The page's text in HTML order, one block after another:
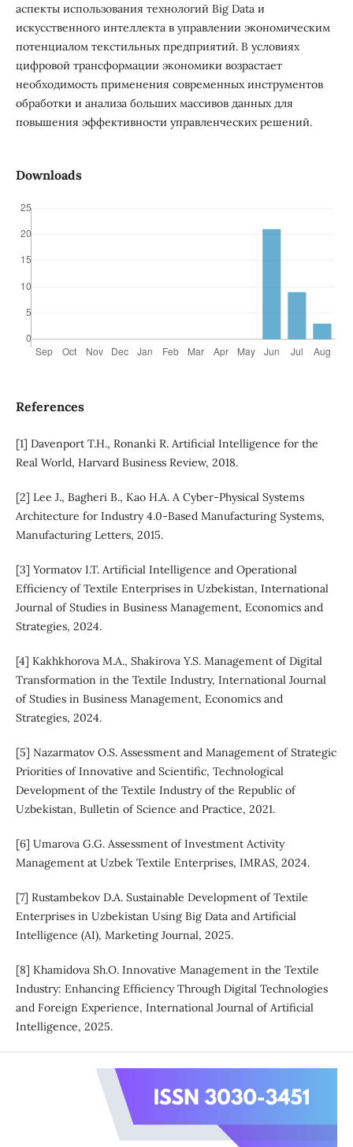
аспекты использования технологий Big Data и
искусственного интеллекта в управлении экономическим
потенциалом текстильных предприятий. В условиях
цифровой трансформации экономики возрастает
необходимость применения современных инструментов
обработки и анализа больших массивов данных для
повышения эффективности управленческих решений.
Downloads
References
[1] Davenport T.H., Ronanki R. Artificial Intelligence for the
Real World, Harvard Business Review, 2018.
[2] Lee J., Bagheri B., Kao H.A. A Cyber-Physical Systems
Architecture for Industry 4.0-Based Manufacturing Systems,
Manufacturing Letters, 2015.
[3] Yormatov I.T. Artificial Intelligence and Operational
Efficiency of Textile Enterprises in Uzbekistan, International
Journal of Studies in Business Management, Economics and
Strategies, 2024.
[4] Kakhkhorova M.A., Shakirova Y.S. Management of Digital
Transformation in the Textile Industry, International Journal
of Studies in Business Management, Economics and
Strategies, 2024.
[5] Nazarmatov O.S. Assessment and Management of Strategic
Priorities of Innovative and Scientific, Technological
Development of the Textile Industry of the Republic of
Uzbekistan, Bulletin of Science and Practice, 2021.
[6] Umarova G.G. Assessment of Investment Activity
Management at Uzbek Textile Enterprises, IMRAS, 2024.
[7] Rustambekov D.A. Sustainable Development of Textile
Enterprises in Uzbekistan Using Big Data and Artificial
Intelligence (AI), Marketing Journal, 2025.
[8] Khamidova Sh.O. Innovative Management in the Textile
Industry: Enhancing Efficiency Through Digital Technologies
and Foreign Experience, International Journal of Artificial
Intelligence, 2025.